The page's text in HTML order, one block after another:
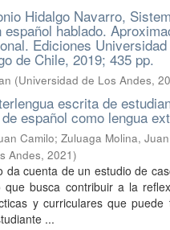
Hidalgo Navarro,
español hablado.
Ediciones
de Chile, 2019; 435 pp.
(Universidad de Los Andes,
escrita de
español como lengua
Camilo; Zuluaga Molina,
Andes, 2021)
da cuenta de un estudio de
que busca contribuir a la
y curriculares que
...